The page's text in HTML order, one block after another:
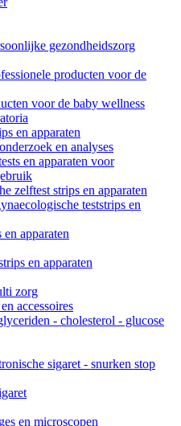
gezondheidszorg
producten voor de
voor de baby wellness
en apparaten
en analyses
en apparaten voor
zelftest strips en apparaten
teststrips en
apparaten
en apparaten
zorg
accessoires
- cholesterol - glucose
sigaret - snurken stop
en microscopen